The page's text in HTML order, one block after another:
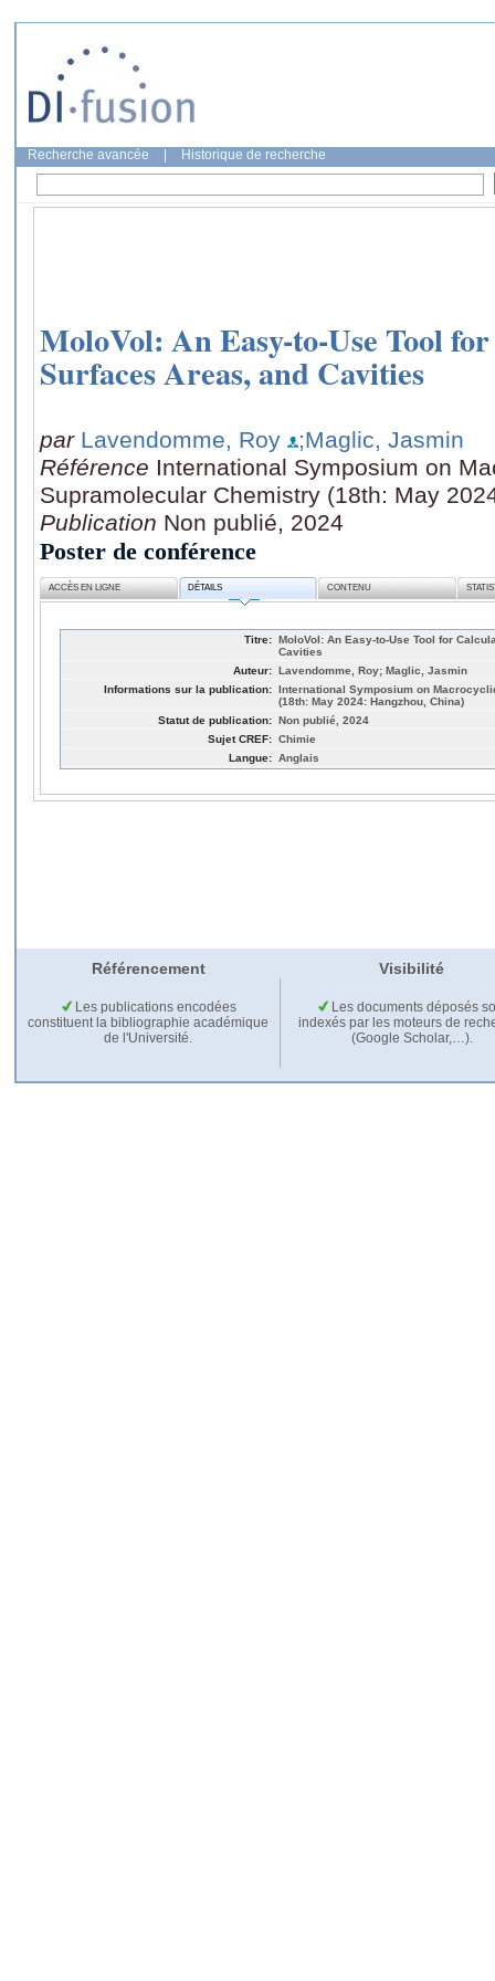
Recherche avancée Historique de recherche
MoloVol: An Easy-to-Use Tool
Surfaces Areas, and Cavities
par Lavendomme, Roy
;Maglic, Jasmin
Référence International Symposium on
Supramolecular Chemistry (18th: May
Publication Non publié, 2024
Poster de conférence
ACCÈS EN LIGNE DÉTAILS CONTENU
Titre: MoloVol: An Easy-to-Use Tool for
Cavities
Auteur: Lavendomme, Roy; Maglic, Jasmin
Informations sur la publication: International Symposium on
(18th: May 2024: Hangzhou, China)
Statut de publication: Non publié, 2024
Sujet CREF: Chimie
Langue: Anglais
Référencement Visibilité
Les publications encodées
constituent la bibliographie académique
de l'Université.
Les documents déposés
indexés par les moteurs de
(Google Scholar,…).